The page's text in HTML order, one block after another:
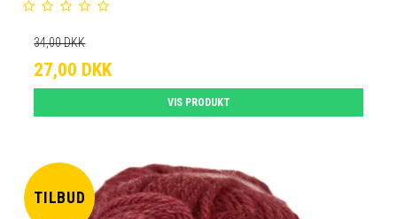
34,00 DKK
27,00 DKK
VIS PRODUKT
TILBUD